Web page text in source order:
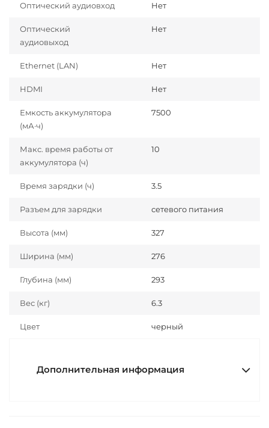
Оптический аудиовход Нет
Оптический
аудиовыход
Нет
Ethernet (LAN) Нет
HDMI Нет
Емкость аккумулятора
(мА·ч)
7500
Макс. время работы от
аккумулятора (ч)
10
Время зарядки (ч) 3.5
Разъем для зарядки сетевого питания
Высота (мм) 327
Ширина (мм) 276
Глубина (мм) 293
Вес (кг) 6.3
Цвет черный
Дополнительная информация